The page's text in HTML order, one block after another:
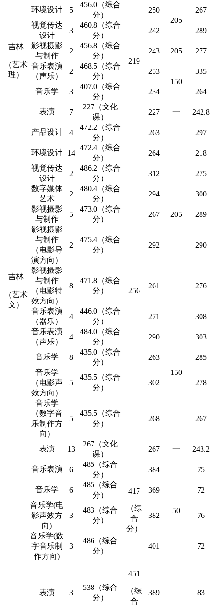
吉林
（艺术
理）
环境设计 5
456.0（综合
分）
219
250
205
267
视觉传达
设计
3
460.8（综合
分）
242
289
影视摄影
与制作
2
456.8（综合
分）
243 205
277
音乐表演
（声乐）
2
468.5（综合
分）
253
150
335
音乐学 3
407.0（综合
分）
234 264
表演 7
227（文化
课）
227 一 242.8
吉林
（艺术
文）
产品设计 4
472.2（综合
分）
256
263
205
297
环境设计 14
472.4（综合
分）
264
218
视觉传达
设计
2
486.2（综合
分）
312
275
数字媒体
艺术
2
480.4（综合
分）
294
300
影视摄影
与制作
5
473.0（综合
分）
267
289
影视摄影
与制作
（电影导
演方向）
2
475.4（综合
分）
292 290
影视摄影
与制作
（电影特
效方向）
8
471.8（综合
分）
261 276
音乐表演
（器乐）
4
446.0（综合
分）
271
150
308
音乐表演
（声乐）
4
484.0（综合
分）
290 303
音乐学 8
435.0（综合
分）
263
285
音乐学
（电影声
效方向）
5
435.5（综合
分）
302 278
音乐学
（数字音
乐制作方
向）
5
435.5（综合
分）
268 267
表演 13
267（文化
课）
267 一 243.2
音乐表演 6
485（综合
分）
417
（综
合
分）
384
50
75
音乐学 6
485（综合
分）
369
72
音乐学(电
影声效方
向)
3
483（综合
分）
382 76
音乐学(数
字音乐制
作方向)
3
486（综合
分）
401 72
表演 3
538（综合
分）
451
（综
合
389 83